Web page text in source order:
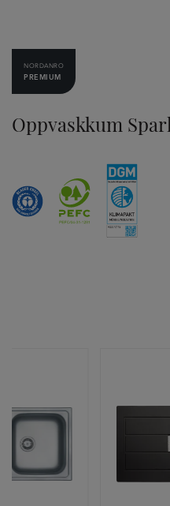
Oppvaskkum
NORDANRO
PREMIUM